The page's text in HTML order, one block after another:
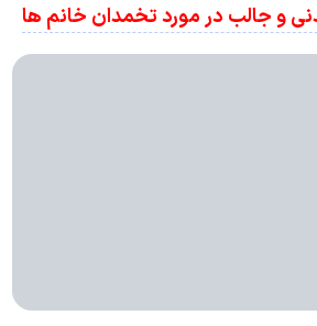
و جالب در مورد تخمدان خانم ها